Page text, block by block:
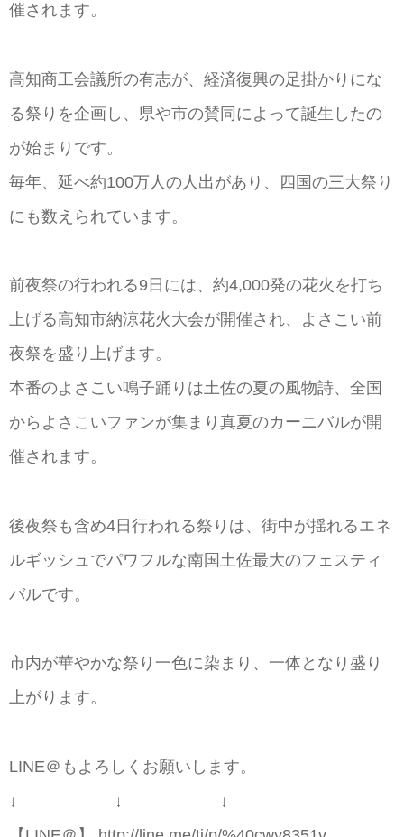
催されます。
高知商工会議所の有志が、経済復興の足掛かりにな
る祭りを企画し、県や市の賛同によって誕生したの
が始まりです。
毎年、延べ約100万人の人出があり、四国の三大祭り
にも数えられています。
前夜祭の行われる9日には、約4,000発の花火を打ち
上げる高知市納涼花火大会が開催され、よさこい前
夜祭を盛り上げます。
本番のよさこい鳴子踊りは土佐の夏の風物詩、全国
からよさこいファンが集まり真夏のカーニバルが開
催されます。
後夜祭も含め4日行われる祭りは、街中が揺れるエネ
ルギッシュでパワフルな南国土佐最大のフェスティ
バルです。
市内が華やかな祭り一色に染まり、一体となり盛り
上がります。
LINE＠もよろしくお願いします。
↓ ↓ ↓